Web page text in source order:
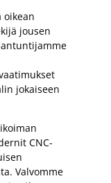
oikean
jousen
jokaiseen
CNC-
Valvomme